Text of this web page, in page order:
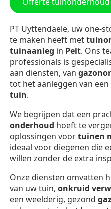
PT Uyttendaele, uw one-
te maken heeft met
tuinaanleg in Pelt. Ons
professionals is
aan diensten, van
tot het aanleggen van een
tuin.
We begrijpen dat een
onderhoud hoeft te
oplossingen voortuinen
ideaal voor diegenen die
willen zonder de extra
Onze diensten omvatten
van uw tuin, onkruid
een weelderig, gezond